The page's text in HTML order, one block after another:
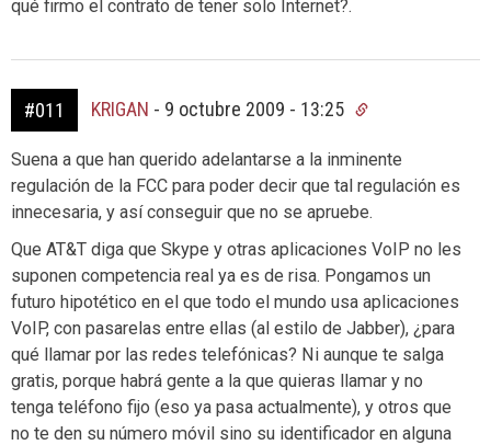
qué firmo el contrato de tener solo Internet?.
#011 KRIGAN - 9 octubre 2009 - 13:25
Suena a que han querido adelantarse a la inminente
regulación de la FCC para poder decir que tal regulación es
innecesaria, y así conseguir que no se apruebe.
Que AT&T diga que Skype y otras aplicaciones VoIP no les
suponen competencia real ya es de risa. Pongamos un
futuro hipotético en el que todo el mundo usa aplicaciones
VoIP, con pasarelas entre ellas (al estilo de Jabber), ¿para
qué llamar por las redes telefónicas? Ni aunque te salga
gratis, porque habrá gente a la que quieras llamar y no
tenga teléfono fijo (eso ya pasa actualmente), y otros que
no te den su número móvil sino su identificador en alguna